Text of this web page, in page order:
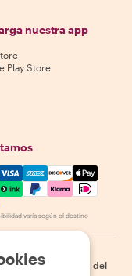
nuestra app
Play Store
Visa, Amex,
varía según el destino
| Cookies
Mapa del